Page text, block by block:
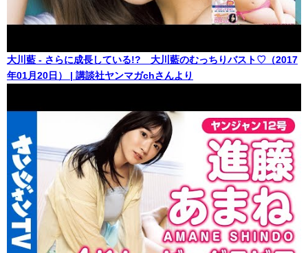
大川藍 - さらに成長している!? 大川藍のむっちりバスト♡（2017
年01月20日） | 講談社ヤンマガchさんより